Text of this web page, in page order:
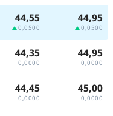
44,55
0,0500
44,95
0,0500
44,35
0,0000
44,95
0,0000
44,45
0,0000
45,00
0,0000